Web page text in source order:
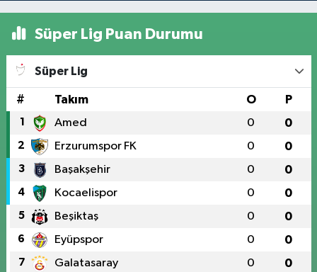
Süper Lig Puan Durumu
Süper Lig
# Takım O P
1 Amed 0 0
2 Erzurumspor FK 0 0
3 Başakşehir 0 0
4 Kocaelispor 0 0
5 Beşiktaş 0 0
6 Eyüpspor 0 0
7 Galatasaray 0 0